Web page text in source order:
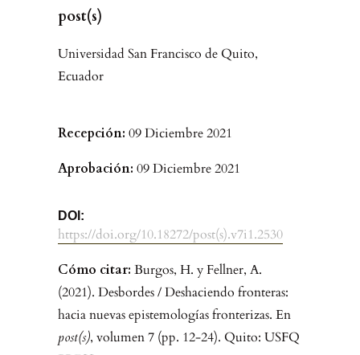
post(s)
Universidad San Francisco de Quito,
Ecuador
Recepción:09 Diciembre 2021
Aprobación:09 Diciembre 2021
DOI:
https://doi.org/10.18272/post(s).v7i1.2530
Cómo citar:Burgos, H. y Fellner, A.
(2021). Desbordes / Deshaciendo fronteras:
hacia nuevas epistemologías fronterizas. En
post(s), volumen 7 (pp. 12-24). Quito: USFQ